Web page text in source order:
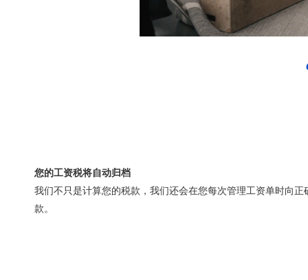
您的工资税将自动归档
我们不只是计算您的税款，我们还会在您每次管理工资单时向正
款。